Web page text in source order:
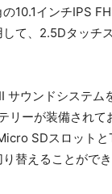
10.1インチIPS
て、2.5Dタッチ
ウンドシステム
ーが装備され
SDスロット
替えることができ